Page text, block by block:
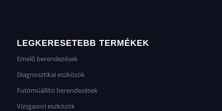
LEGKERESETEBB TERMÉKEK
Emelő berendezések
Diagnosztikai eszközök
Futóműállító berendezések
Vizsgasori eszközök